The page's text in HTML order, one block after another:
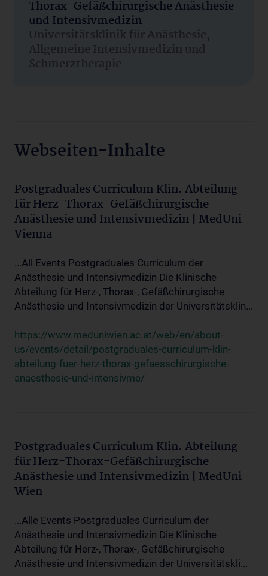
Thorax-Gefäßchirurgische Anästhesie
und Intensivmedizin
Universitätsklinik für Anästhesie,
Allgemeine Intensivmedizin und
Schmerztherapie
Webseiten-Inhalte
Postgraduales Curriculum Klin. Abteilung
für Herz-Thorax-Gefäßchirurgische
Anästhesie und Intensivmedizin | MedUni
Vienna
...All Events Postgraduales Curriculum der
Anästhesie und Intensivmedizin Die Klinische
Abteilung für Herz-, Thorax-, Gefäßchirurgische
Anästhesie und Intensivmedizin der Universitätsklin...
https://www.meduniwien.ac.at/web/en/about-
us/events/detail/postgraduales-curriculum-klin-
abteilung-fuer-herz-thorax-gefaesschirurgische-
anaesthesie-und-intensivme/
Postgraduales Curriculum Klin. Abteilung
für Herz-Thorax-Gefäßchirurgische
Anästhesie und Intensivmedizin | MedUni
Wien
...Alle Events Postgraduales Curriculum der
Anästhesie und Intensivmedizin Die Klinische
Abteilung für Herz-, Thorax-, Gefäßchirurgische
Anästhesie und Intensivmedizin der Universitätskli...